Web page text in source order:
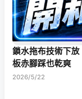
鎖水拖布技術下
板赤腳踩也乾爽
2026/5/22